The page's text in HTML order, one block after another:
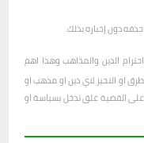
دون إخباره بذلك.
الدين والمذاهب وهذا اهم
او التحيز لاي دين او مذهب او
القضية علق تدخل بسياسة او